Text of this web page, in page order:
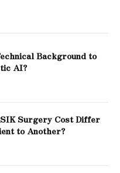
Background to
AI?
Surgery Cost Differ
to Another?